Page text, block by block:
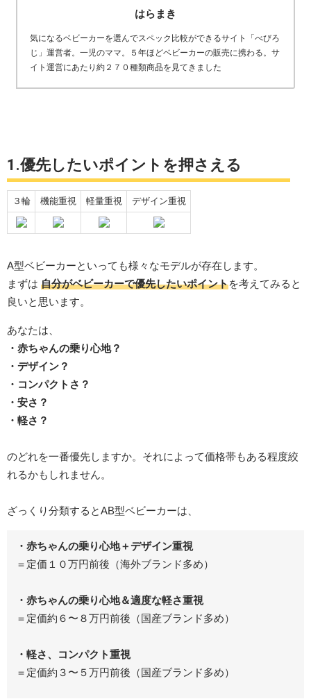
はらまき
気になるベビーカーを選んでスペック比較ができるサイト「べびろ
じ」運営者。一児のママ。５年ほどベビーカーの販売に携わる。サ
イト運営にあたり約２７０種類商品を見てきました
1.優先したいポイントを押さえる
３輪 機能重視 軽量重視 デザイン重視
A型ベビーカーといっても様々なモデルが存在します。
まずは 自分がベビーカーで優先したいポイントを考えてみると
良いと思います。
あなたは、
・赤ちゃんの乗り心地？
・デザイン？
・コンパクトさ？
・安さ？
・軽さ？
のどれを一番優先しますか。それによって価格帯もある程度絞
れるかもしれません。
ざっくり分類するとAB型ベビーカーは、
・赤ちゃんの乗り心地＋デザイン重視
＝定価１０万円前後（海外ブランド多め）
・赤ちゃんの乗り心地＆適度な軽さ重視
＝定価約６〜８万円前後（国産ブランド多め）
・軽さ、コンパクト重視
＝定価約３〜５万円前後（国産ブランド多め）